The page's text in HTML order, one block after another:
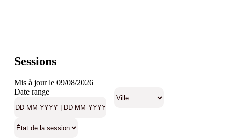
Sessions
Mis à jour le 09/08/2026
Date range